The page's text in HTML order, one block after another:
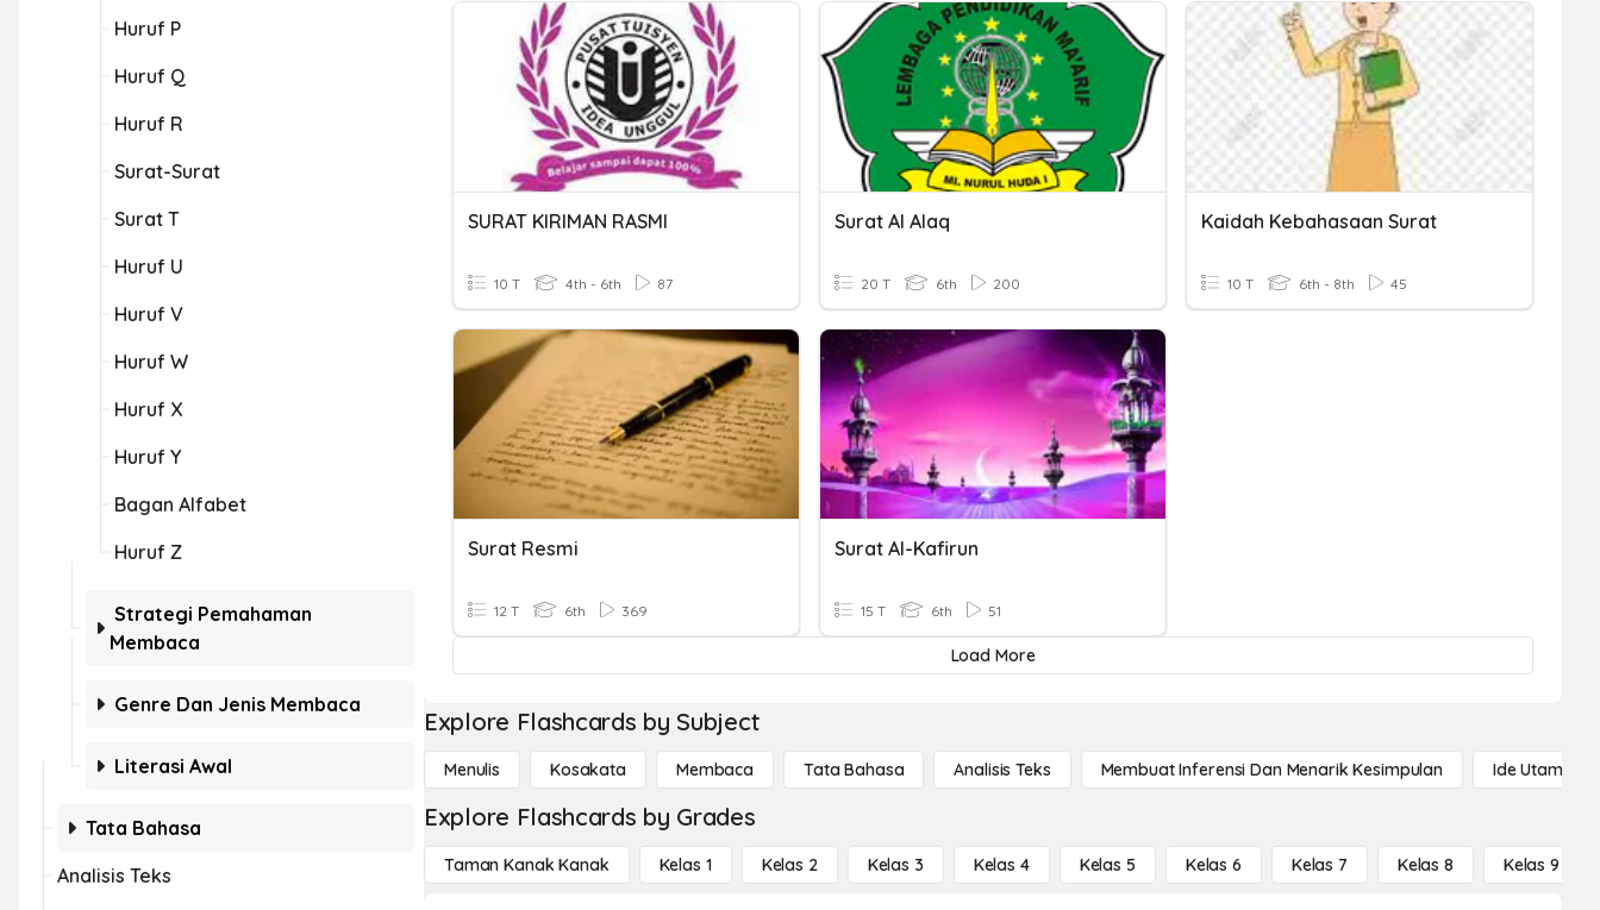
Huruf P
Huruf Q
Huruf R
Surat-Surat
Surat T
Huruf U
Huruf V
Huruf W
Huruf X
Huruf Y
Bagan Alfabet
Huruf Z
Strategi Pemahaman
Membaca
Genre Dan Jenis Membaca
Literasi Awal
Tata Bahasa
Analisis Teks
SURAT KIRIMAN RASMI
10 T 4th - 6th 87
Surat Al Alaq
20 T 6th 200
Kaidah Kebahasaan Surat
10 T 6th - 8th 45
Surat Resmi
12 T 6th 369
Surat Al-Kafirun
15 T 6th 51
Load More
Explore Flashcards by Subject
Menulis Kosakata Membaca Tata Bahasa Analisis Teks Membuat Inferensi Dan Menarik Kesimpulan Ide Utama
Explore Flashcards by Grades
Taman Kanak Kanak Kelas 1 Kelas 2 Kelas 3 Kelas 4 Kelas 5 Kelas 6 Kelas 7 Kelas 8 Kelas 9